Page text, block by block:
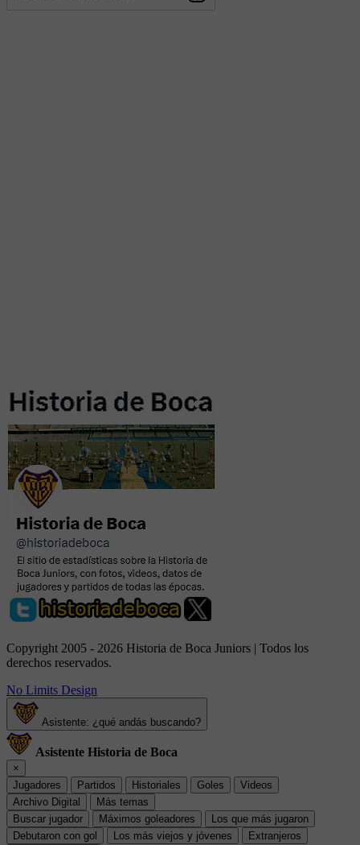
Copyright 2005 - 2026 Historia de Boca Juniors | Todos los
derechos reservados.
No Limits Design
Asistente: ¿qué andás buscando?
Asistente Historia de Boca
×
Jugadores
Partidos Historiales Goles
Videos
Archivo Digital
Más temas
Buscar jugador
Máximos goleadores
Los que más jugaron
Debutaron con gol
Los más viejos y jóvenes
Extranjeros